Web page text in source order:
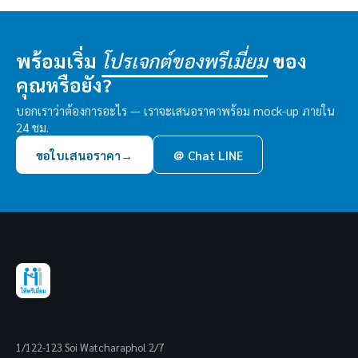
พร้อมเริ่ม โปรเจกต์ของพรีเมี่ยมของ
คุณหรือยัง?
บอกเราว่าต้องการอะไร — เราจะเสนอราคาพร้อม mock-up ภายใน
24 ชม.
ขอใบเสนอราคา → ＠ Chat LINE
1/122-123 Soi Watcharaphol 2/7